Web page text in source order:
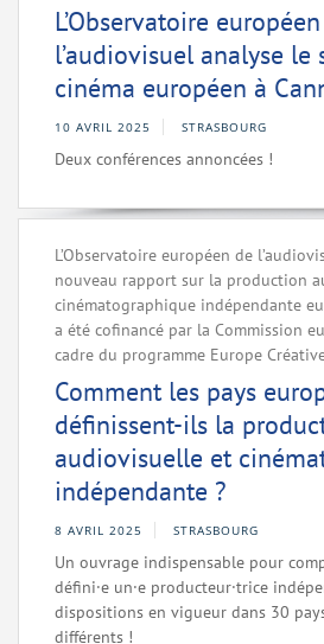
L’Observatoire
l’audiovisuel analyse le
cinéma européen à
10 AVRIL 2025 STRASBOURG
Deux conférences annoncées !
L’Observatoire européen de
nouveau rapport sur la production
cinématographique indépendante
a été cofinancé par la Commission
cadre du programme Europe
Comment les pays
définissent-ils la
audiovisuelle et
indépendante ?
8 AVRIL 2025 STRASBOURG
Un ouvrage indispensable pour
défini·e un·e producteur·trice
dispositions en vigueur dans 30
différents !